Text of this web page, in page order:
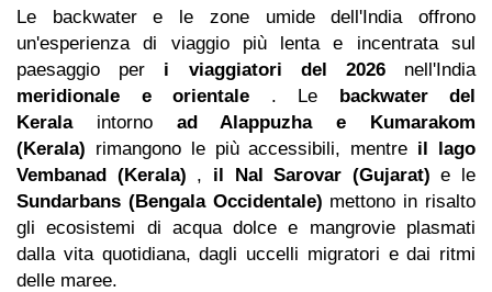
Le backwater e le zone umide dell'India offrono
un'esperienza di viaggio più lenta e incentrata sul
paesaggio per i viaggiatori del 2026nell'India
meridionale e orientale . Le backwater del
Keralaintorno ad Alappuzha e Kumarakom
(Kerala) rimangono le più accessibili, mentre il lago
Vembanad (Kerala) , il Nal Sarovar (Gujarat) e le
Sundarbans (Bengala Occidentale) mettono in risalto
gli ecosistemi di acqua dolce e mangrovie plasmati
dalla vita quotidiana, dagli uccelli migratori e dai ritmi
delle maree.